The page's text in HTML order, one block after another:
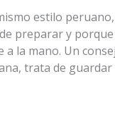
estilo
preparar y
la mano. Un
trata de